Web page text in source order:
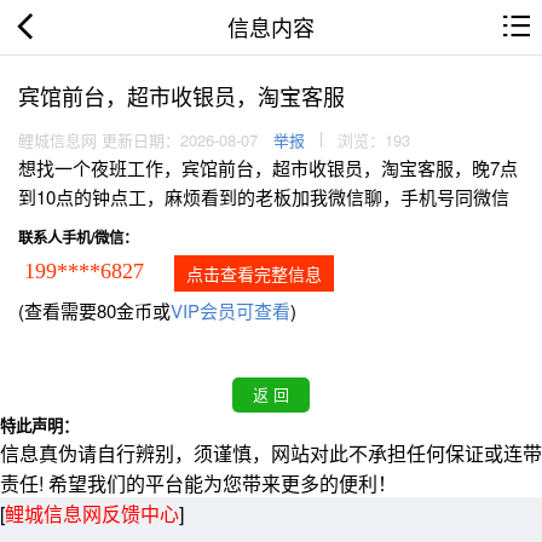
信息内容
宾馆前台，超市收银员，淘宝客服
鲤城信息网 更新日期：2026-08-07 举报 浏览：193
想找一个夜班工作，宾馆前台，超市收银员，淘宝客服，晚7点
到10点的钟点工，麻烦看到的老板加我微信聊，手机号同微信
联系人手机/微信：
199****6827 点击查看完整信息
(查看需要80金币或VIP会员可查看)
特此声明：
信息真伪请自行辨别，须谨慎，网站对此不承担任何保证或连带
责任! 希望我们的平台能为您带来更多的便利！
[鲤城信息网反馈中心]